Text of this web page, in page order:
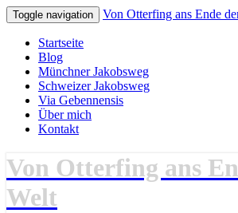
Toggle navigation Von Otterfing ans Ende
Startseite
Blog
Münchner Jakobsweg
Schweizer Jakobsweg
Via Gebennensis
Über mich
Kontakt
Von Otterfing ans
Welt